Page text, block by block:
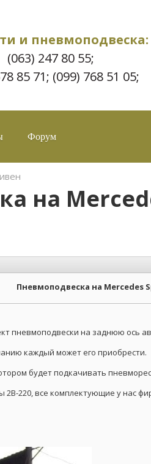
и пневмоподвеска:
(063) 247 80 55;
85 71; (099) 768 51 05;
Форум
на
Пневмоподвеска на Mercedes
пневмоподвески на заднюю ось
каждый может его приобрести.
будет подкачивать
220, все комплектующие у нас